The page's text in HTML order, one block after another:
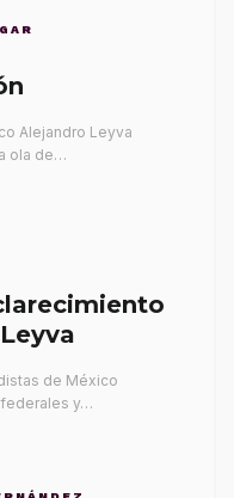
Alejandro Leyva
ola de…
de México
federales y…